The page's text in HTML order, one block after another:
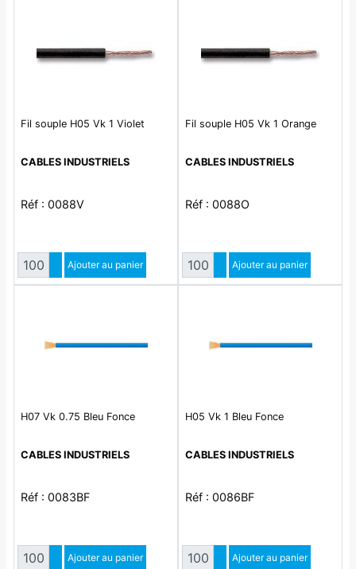
Fil souple H05 Vk 1 Violet
CABLES INDUSTRIELS
Réf : 0088V
QuantitéAugmenter quantité
Diminuer quantité
Ajouter au panier
Fil souple H05 Vk 1 Orange
CABLES INDUSTRIELS
Réf : 0088O
QuantitéAugmenter quantité
Diminuer quantité
Ajouter au panier
H07 Vk 0.75 Bleu Fonce
CABLES INDUSTRIELS
Réf : 0083BF
QuantitéAugmenter quantité
Diminuer quantité
Ajouter au panier
H05 Vk 1 Bleu Fonce
CABLES INDUSTRIELS
Réf : 0086BF
QuantitéAugmenter quantité
Diminuer quantité
Ajouter au panier